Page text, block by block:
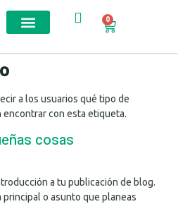
0
a los usuarios qué tipo de
con esta etiqueta.
cosas
a tu publicación de blog.
o asunto que planeas